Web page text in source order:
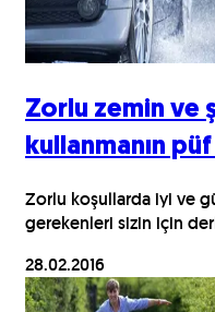
Zorlu zemin ve
kullanmanın
Zorlu koşullarda iyi ve
gerekenleri sizin için
28.02.2016